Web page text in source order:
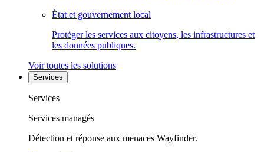
État et gouvernement local
Protéger les services aux citoyens, les infrastructures et
les données publiques.
Voir toutes les solutions
Services
Services
Services managés
Détection et réponse aux menaces Wayfinder.